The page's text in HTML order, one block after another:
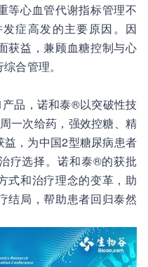
等心血管代谢指标管理不
症高发的主要原因。因
获益，兼顾血糖控制与心
合管理。
品，诺和泰®以突破性技
一次给药，强效控糖、精
，为中国2型糖尿病患者
疗选择。诺和泰®的获批
式和治疗理念的变革，助
结局，帮助患者回归泰然